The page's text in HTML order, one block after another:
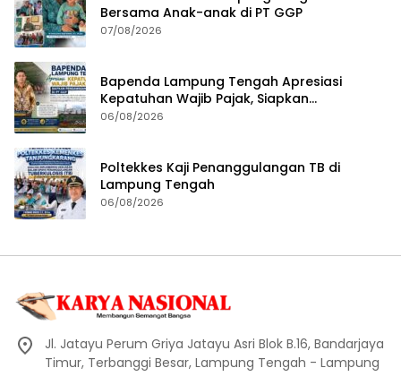
Bersama Anak-anak di PT GGP
07/08/2026
Bapenda Lampung Tengah Apresiasi
Kepatuhan Wajib Pajak, Siapkan
Pengawasan Terpadu di PT GGP
06/08/2026
Poltekkes Kaji Penanggulangan TB di
Lampung Tengah
06/08/2026
Jl. Jatayu Perum Griya Jatayu Asri Blok B.16, Bandarjaya
Timur, Terbanggi Besar, Lampung Tengah - Lampung